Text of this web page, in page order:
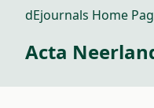
dEjournals Home
Acta